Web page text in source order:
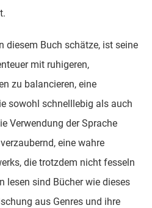
diesem Buch schätze, ist seine
mit ruhigeren,
zu balancieren, eine
sowohl schnelllebig als auch
Verwendung der Sprache
eine wahre
die trotzdem nicht fesseln
lesen sind Bücher wie dieses
aus Genres und ihre